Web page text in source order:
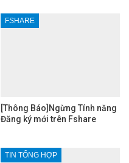
FSHARE
[Thông Báo]Ngừng Tính năng
Đăng ký mới trên Fshare
TIN TỔNG HỢP